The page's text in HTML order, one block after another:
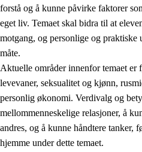
2. Prinsipper for læring,
2.1 Sosial læring og utvikling
2.2 Kompetanse i fagene
2.3 Grunnleggende
2.4 Å lære å lære
Tverrfaglige temaer
forstå og å kunne påvirke faktorer
eget liv. Temaet skal bidra til at
motgang, og personlige og praktiske
måte.
Aktuelle områder innenfor temaet er
levevaner, seksualitet og kjønn,
personlig økonomi. Verdivalg og
mellommenneskelige relasjoner, å
andres, og å kunne håndtere tanker,
hjemme under dette temaet.